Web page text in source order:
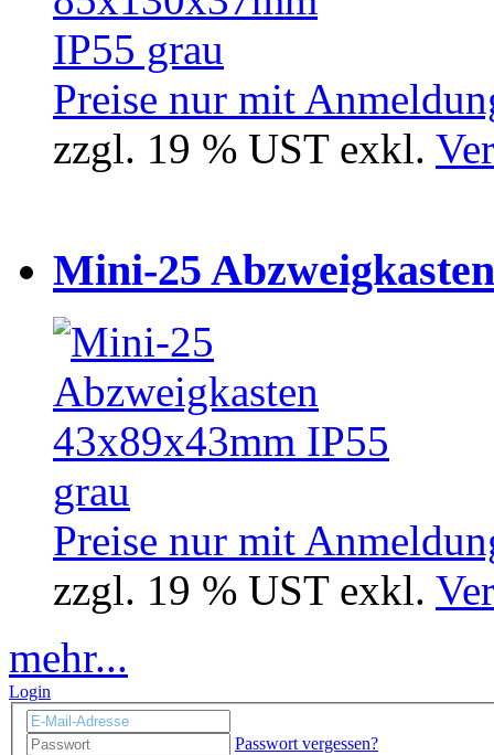
Preise nur mit
zzgl. 19 % UST exkl.
Mini-25
Preise nur mit
zzgl. 19 % UST exkl.
mehr...
Login
Passwort vergessen?